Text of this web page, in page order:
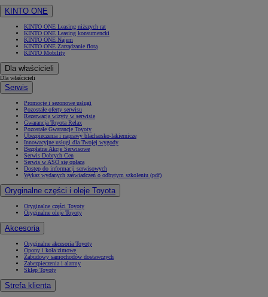
KINTO ONE
KINTO ONE Leasing niższych rat
KINTO ONE Leasing konsumencki
KINTO ONE Najem
KINTO ONE Zarządzanie flotą
KINTO Mobility
Dla właścicieli
Dla właścicieli
Serwis
Promocje i sezonowe usługi
Pozostałe oferty serwisu
Rezerwacja wizyty w serwisie
Gwarancja Toyota Relax
Pozostałe Gwarancje Toyoty
Ubezpieczenia i naprawy blacharsko-lakiernicze
Innowacyjne usługi dla Twojej wygody
Bezpłatne Akcje Serwisowe
Serwis Dobrych Cen
Serwis w ASO się opłaca
Dostęp do informacji serwisowych
Wykaz wydanych zaświadczeń o odbytym szkoleniu (pdf)
Oryginalne części i oleje Toyota
Oryginalne części Toyoty
Oryginalne oleje Toyoty
Akcesoria
Oryginalne akcesoria Toyoty
Opony i koła zimowe
Zabudowy samochodów dostawczych
Zabezpieczenia i alarmy
Sklep Toyoty
Strefa klienta